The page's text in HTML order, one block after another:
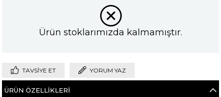
Ürün stoklarımızda kalmamıştır.
TAVSIYE ET YORUM YAZ
ÜRÜN ÖZELLIKLERI